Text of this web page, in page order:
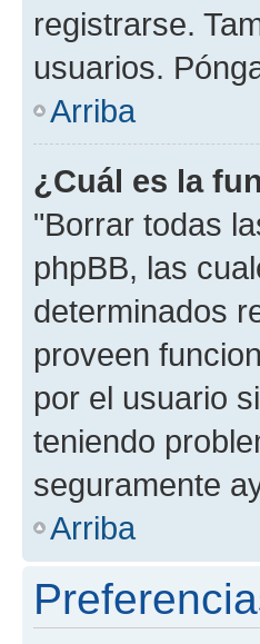
registrarse.
usuarios.
Arriba
¿Cuál es la
"Borrar todas
phpBB, las
determinados
proveen
por el usuario
teniendo
seguramente
Arriba